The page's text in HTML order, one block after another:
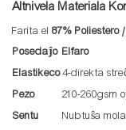
Altnivela Materiala
Farita el 87% Poliestero
Posedaĵo Elfaro
Elastikeco4-direkta
Pezo
210-260gsm
Sentu
Nubtuŝa